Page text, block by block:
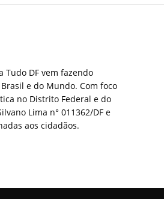
Tudo DF vem fazendo
e do Mundo. Com foco
no Distrito Federal e do
Lima n° 011362/DF e
aos cidadãos.